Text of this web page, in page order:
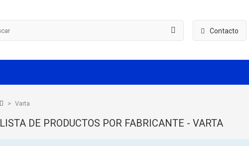
Contacto
> Varta
LISTA DE PRODUCTOS POR FABRICANTE - VARTA